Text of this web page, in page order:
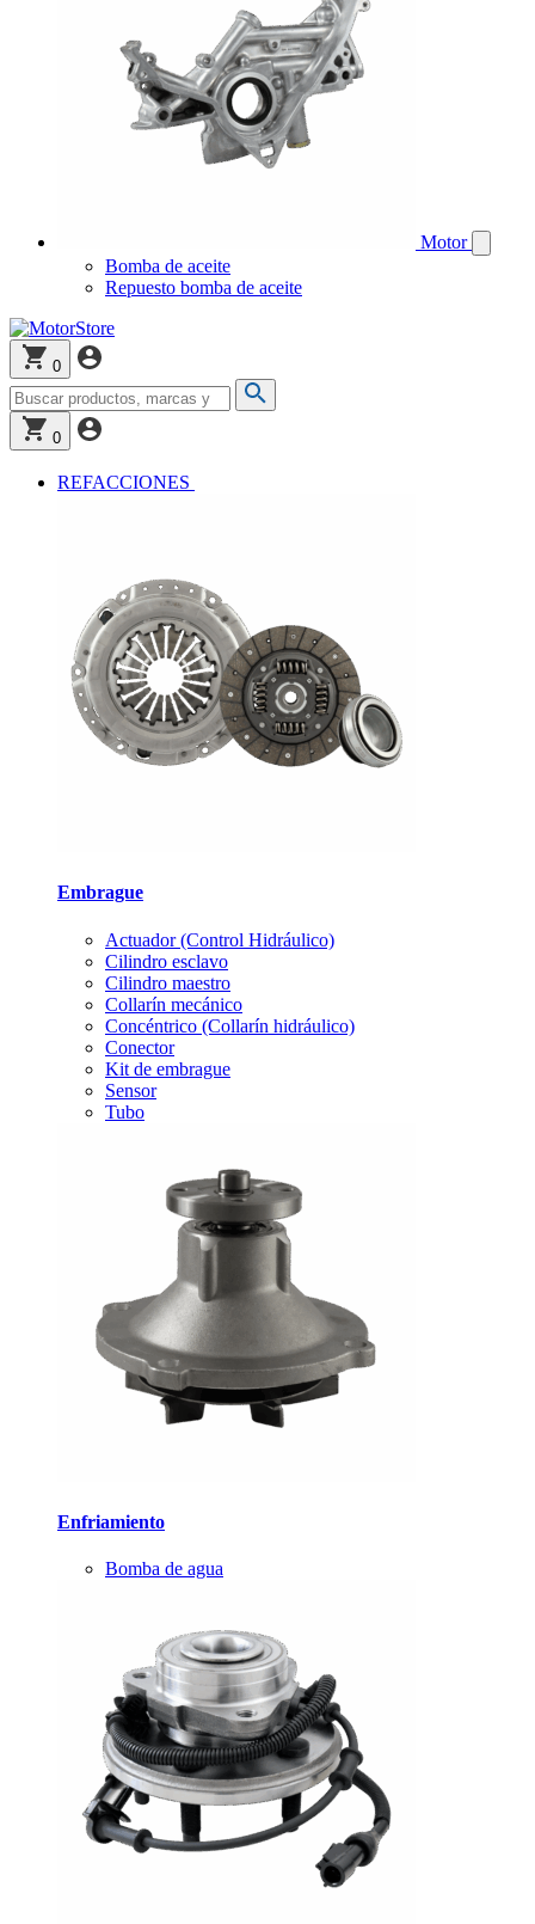
Motor
Bomba de aceite
Repuesto bomba de aceite
0
0
REFACCIONES
Embrague
Actuador (Control Hidráulico)
Cilindro esclavo
Cilindro maestro
Collarín mecánico
Concéntrico (Collarín hidráulico)
Conector
Kit de embrague
Sensor
Tubo
Enfriamiento
Bomba de agua